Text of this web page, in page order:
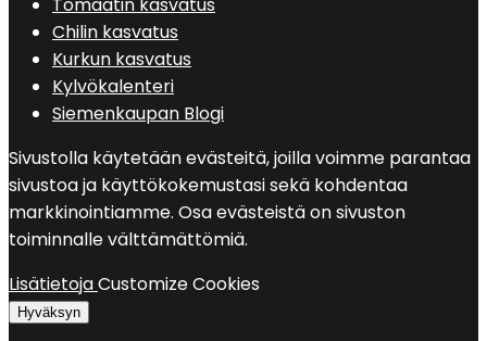
Tomaatin kasvatus
Chilin kasvatus
Kurkun kasvatus
Kylvökalenteri
Siemenkaupan Blogi
Sivustolla käytetään evästeitä, joilla voimme parantaa
sivustoa ja käyttökokemustasi sekä kohdentaa
markkinointiamme. Osa evästeistä on sivuston
toiminnalle välttämättömiä.
LisätietojaCustomize Cookies
Hyväksyn